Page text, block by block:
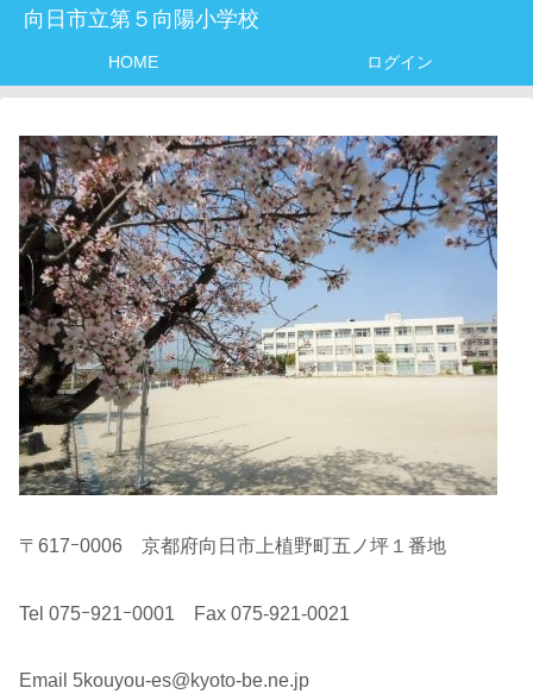
向日市立第５向陽小学校
HOME ログイン
〒617ｰ0006 京都府向日市上植野町五ノ坪１番地
Tel 075ｰ921ｰ0001 Fax 075-921-0021
Email 5kouyou-es@kyoto-be.ne.jp